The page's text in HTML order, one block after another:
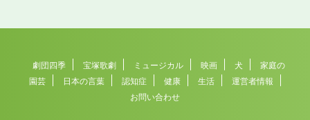
劇団四季 宝塚歌劇 ミュージカル 映画 犬
家庭の
園芸
日本の言葉 認知症 健康 生活
運営者情報
お問い合わせ